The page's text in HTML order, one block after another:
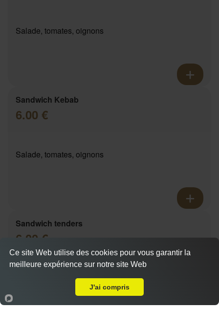
Salade, tomates, oignons
Sandwich Kebab
6.00 €
Salade, tomates, oignons
Sandwich tenders
6.00 €
Salade, tomates, oignons
Accueil Panier Compte
Actuellement fermé
Ce site Web utilise des cookies pour vous garantir la
meilleure expérience sur notre site Web
J'ai compris